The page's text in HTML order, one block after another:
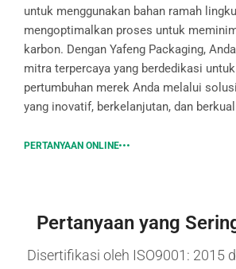
untuk menggunakan bahan ramah
mengoptimalkan proses untuk
karbon. Dengan Yafeng Packaging,
mitra terpercaya yang berdedikasi
pertumbuhan merek Anda melalui
yang inovatif, berkelanjutan, dan
PERTANYAAN ONLINE
Pertanyaan yang
Disertifikasi oleh ISO9001: 2015